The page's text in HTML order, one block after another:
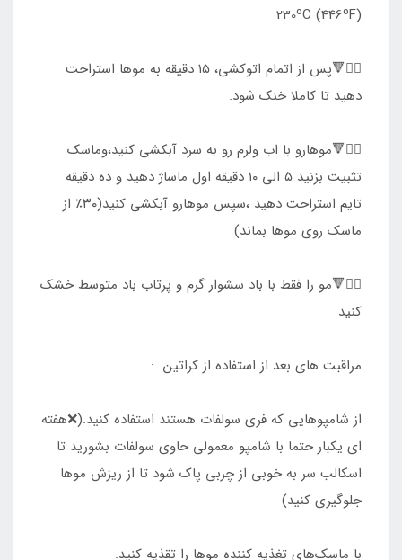
(446ºF) 230ºC
۷️⃣🔻پس از اتمام اتوکشی، ۱۵ دقیقه به موها استراحت
دهید تا کاملا خنک شود.
۸️⃣🔻موهارو با اب ولرم رو به سرد آبکشی کنید،وماسک
تثبیت بزنید ۵ الی ۱۰ دقیقه اول ماساژ دهید و ده دقیقه
تایم استراحت دهید ،سپس موهارو آبکشی کنید(۳۰٪ از
ماسک روی موها بماند)
۹️⃣🔻مو را فقط با باد سشوار گرم و پرتاب باد متوسط خشک
کنید
مراقبت های بعد از استفاده از کراتین :
از شامپوهایی که فری سولفات هستند استفاده کنید.(❌هفته
ای یکبار حتما با شامپو معمولی حاوی سولفات بشورید تا
اسکالب سر به خوبی از چربی پاک شود تا از ریزش موها
جلوگیری کنید)
با ماسک‌های تغذیه کننده موها را تقذیه کنید.